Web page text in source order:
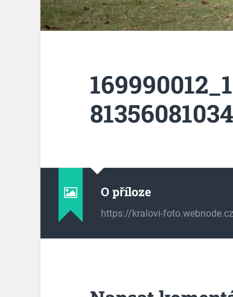
O příloze
https://kralovi-